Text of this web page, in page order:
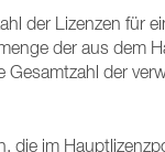
der Lizenzen für
der aus dem
Gesamtzahl der
die im